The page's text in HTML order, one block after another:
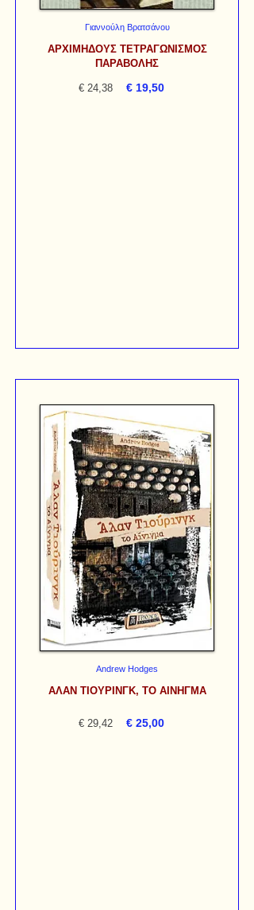
Γιαννούλη Βρατσάνου
ΑΡΧΙΜΗΔΟΥΣ ΤΕΤΡΑΓΩΝΙΣΜΟΣ
ΠΑΡΑΒΟΛΗΣ
€ 24,38 € 19,50
Andrew Hodges
ΑΛΑΝ ΤΙΟΥΡΙΝΓΚ, ΤΟ ΑΙΝΗΓΜΑ
€ 29,42 € 25,00